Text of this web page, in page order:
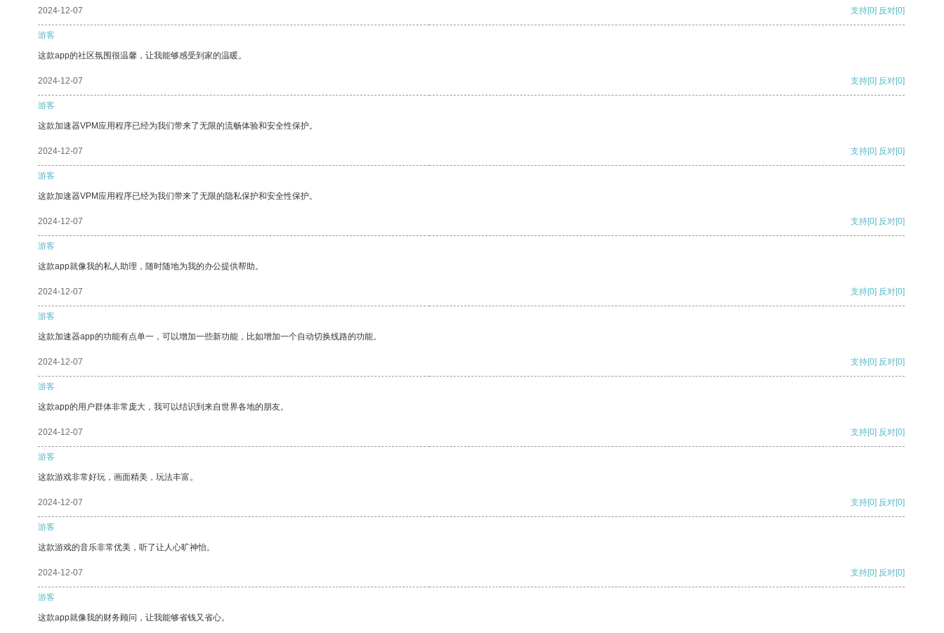
2024-12-07 支持[0] 反对[0]
游客
这款app的社区氛围很温馨，让我能够感受到家的温暖。
2024-12-07 支持[0] 反对[0]
游客
这款加速器VPM应用程序已经为我们带来了无限的流畅体验和安全性保护。
2024-12-07 支持[0] 反对[0]
游客
这款加速器VPM应用程序已经为我们带来了无限的隐私保护和安全性保护。
2024-12-07 支持[0] 反对[0]
游客
这款app就像我的私人助理，随时随地为我的办公提供帮助。
2024-12-07 支持[0] 反对[0]
游客
这款加速器app的功能有点单一，可以增加一些新功能，比如增加一个自动切换线路的功能。
2024-12-07 支持[0] 反对[0]
游客
这款app的用户群体非常庞大，我可以结识到来自世界各地的朋友。
2024-12-07 支持[0] 反对[0]
游客
这款游戏非常好玩，画面精美，玩法丰富。
2024-12-07 支持[0] 反对[0]
游客
这款游戏的音乐非常优美，听了让人心旷神怡。
2024-12-07 支持[0] 反对[0]
游客
这款app就像我的财务顾问，让我能够省钱又省心。